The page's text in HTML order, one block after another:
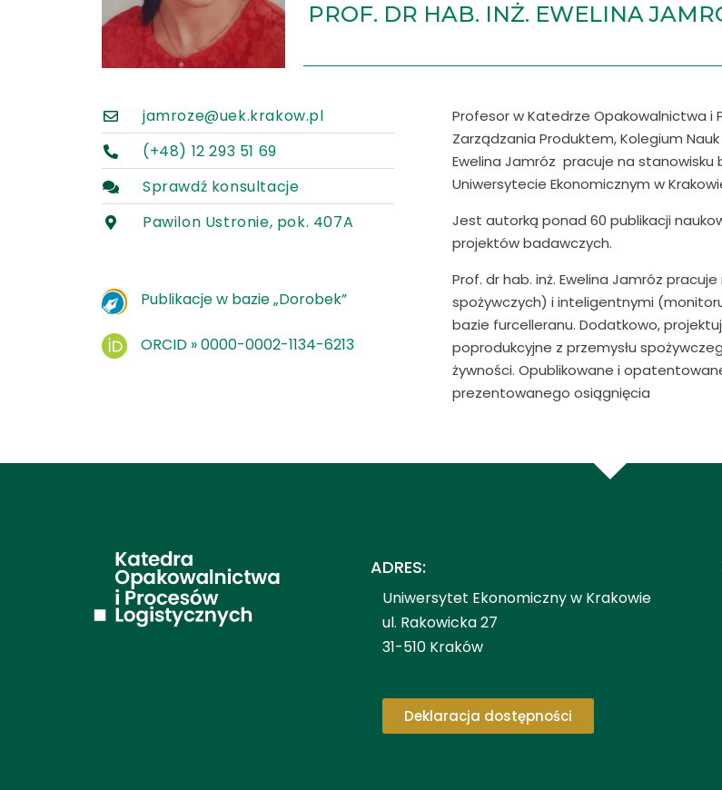
PROF. DR HAB. INŻ. EWELINA
jamroze@uek.krakow.pl
(+48) 12 293 51 69
Sprawdź konsultacje
Pawilon Ustronie, pok. 407A
Publikacje w bazie „Dorobek”
ORCID » 0000-0002-1134-6213
Profesor w Katedrze Opakowalnictwa i
Zarządzania Produktem, Kolegium
Ewelina Jamróz pracuje na stanowisku
Uniwersytecie Ekonomicznym w
Jest autorką ponad 60 publikacji
projektów badawczych.
Prof. dr hab. inż. Ewelina Jamróz
spożywczych) i inteligentnymi
bazie furcelleranu. Dodatkowo,
poprodukcyjne z przemysłu
żywności. Opublikowane i
prezentowanego osiągnięcia
ADRES:
Uniwersytet Ekonomiczny w Krakowie
ul. Rakowicka 27
31-510 Kraków
Deklaracja dostępności